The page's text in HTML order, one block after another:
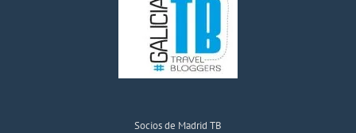
Socios de Madrid TB